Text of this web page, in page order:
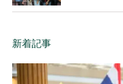
新着記事